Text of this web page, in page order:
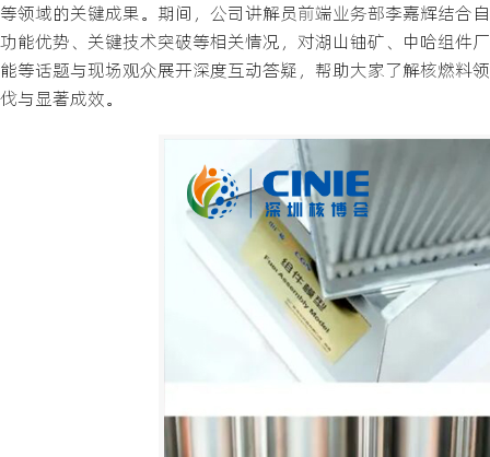
等领域的关键成果。期间，公司讲解员前端业务部李嘉辉结合
功能优势、关键技术突破等相关情况，对湖山铀矿、中哈组
能等话题与现场观众展开深度互动答疑，帮助大家了解核燃料
伐与显著成效。